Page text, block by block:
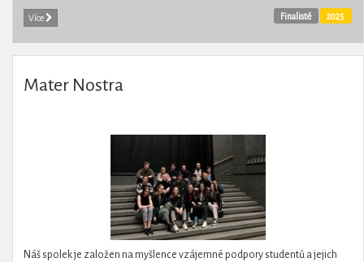
Více 2025
Finalisté
Mater Nostra
Náš spolek je založen na myšlence vzájemné podpory studentů a jejich